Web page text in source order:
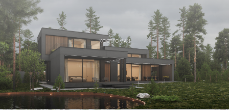
КОСТРОМА 1